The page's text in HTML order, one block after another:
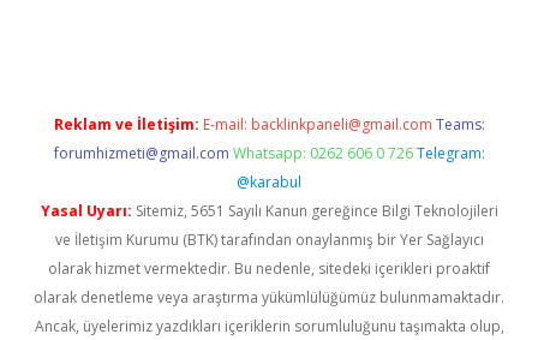
Reklam ve İletişim: E-mail: backlinkpaneli@gmail.com Teams:
forumhizmeti@gmail.com Whatsapp: 0262 606 0 726 Telegram:
@karabul
Yasal Uyarı: Sitemiz, 5651 Sayılı Kanun gereğince Bilgi Teknolojileri
ve İletişim Kurumu (BTK) tarafından onaylanmış bir Yer Sağlayıcı
olarak hizmet vermektedir. Bu nedenle, sitedeki içerikleri proaktif
olarak denetleme veya araştırma yükümlülüğümüz bulunmamaktadır.
Ancak, üyelerimiz yazdıkları içeriklerin sorumluluğunu taşımakta olup,